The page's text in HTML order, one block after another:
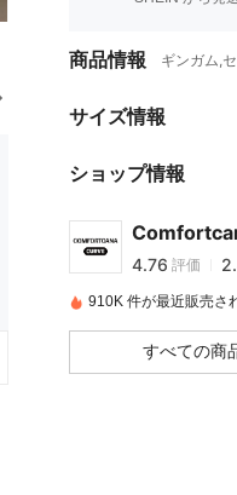
商品情報 ギンガム,
サイズ情報
ショップ情報
4.76
4.76
4.76 評価
c***5 は
4.76
910K 件が最近販売さ
すべての商